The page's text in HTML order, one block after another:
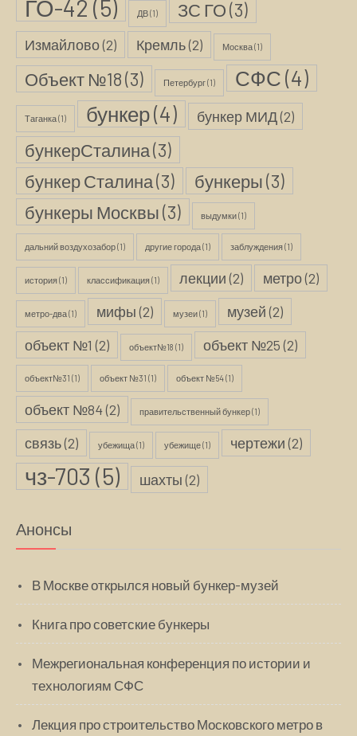
ГО-42 (5) ДВ(1) ЗС ГО(3)
Измайлово(2) Кремль(2) Москва(1)
Объект №18(3) Петербург(1) СФС(4)
Таганка(1) бункер(4) бункер МИД(2)
бункерСталина(3)
бункер Сталина(3) бункеры(3)
бункеры Москвы(3) выдумки(1)
дальний воздухозабор(1) другие города(1) заблуждения(1)
история(1) классификация(1) лекции(2) метро(2)
метро-два(1) мифы(2) музеи(1) музей(2)
объект №1 (2) объект№18 (1) объект №25(2)
объект№31 (1) объект №31 (1) объект №54(1)
объект №84(2) правительственный бункер(1)
связь(2) убежища(1) убежище(1) чертежи(2)
чз-703 (5) шахты(2)
Анонсы
В Москве открылся новый бункер-музей
Книга про советские бункеры
Межрегиональная конференция по истории и
технологиям СФС
Лекция про строительство Московского метро в